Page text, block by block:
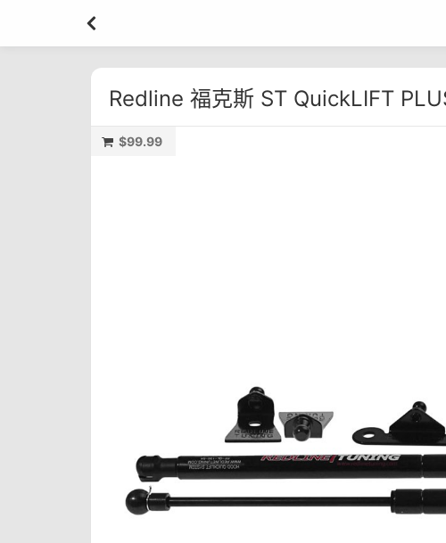
Redline 福克斯 ST QuickLIFT
$99.99